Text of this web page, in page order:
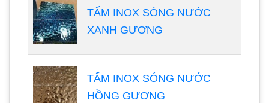
TẤM INOX SÓNG NƯỚC
XANH GƯƠNG
TẤM INOX SÓNG NƯỚC
HỒNG GƯƠNG